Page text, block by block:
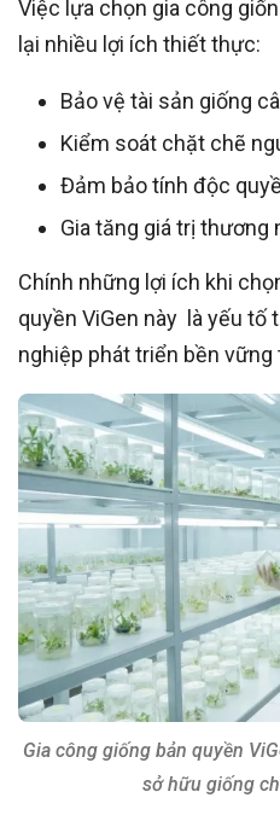
Việc lựa chọn gia công
lại nhiều lợi ích thiết thực:
Bảo vệ tài sản giống
Kiểm soát chặt chẽ
Đảm bảo tính độc
Gia tăng giá trị thương
Chính những lợi ích khi
quyền ViGen này là yếu tố
nghiệp phát triển bền vững
Gia công giống bản quyền
sở hữu giống